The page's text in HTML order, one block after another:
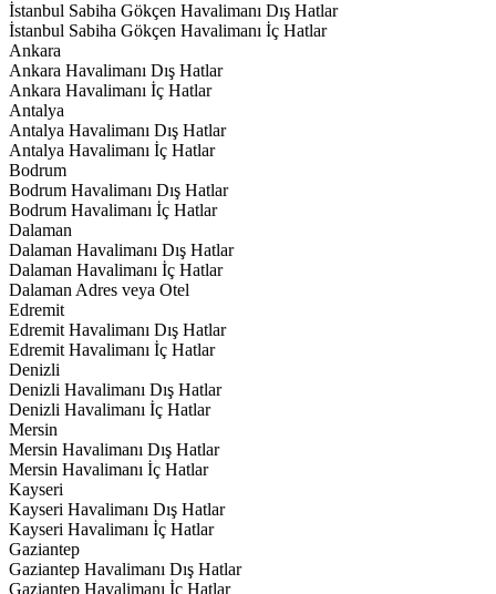
İstanbul Sabiha Gökçen Havalimanı Dış Hatlar
İstanbul Sabiha Gökçen Havalimanı İç Hatlar
Ankara
Ankara Havalimanı Dış Hatlar
Ankara Havalimanı İç Hatlar
Antalya
Antalya Havalimanı Dış Hatlar
Antalya Havalimanı İç Hatlar
Bodrum
Bodrum Havalimanı Dış Hatlar
Bodrum Havalimanı İç Hatlar
Dalaman
Dalaman Havalimanı Dış Hatlar
Dalaman Havalimanı İç Hatlar
Dalaman Adres veya Otel
Edremit
Edremit Havalimanı Dış Hatlar
Edremit Havalimanı İç Hatlar
Denizli
Denizli Havalimanı Dış Hatlar
Denizli Havalimanı İç Hatlar
Mersin
Mersin Havalimanı Dış Hatlar
Mersin Havalimanı İç Hatlar
Kayseri
Kayseri Havalimanı Dış Hatlar
Kayseri Havalimanı İç Hatlar
Gaziantep
Gaziantep Havalimanı Dış Hatlar
Gaziantep Havalimanı İç Hatlar